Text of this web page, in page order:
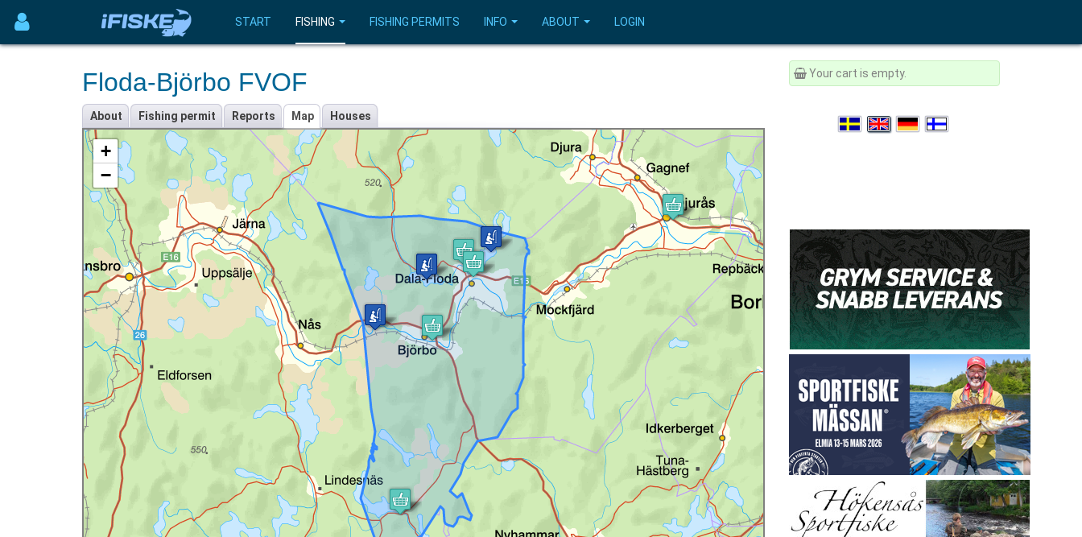
START FISHING FISHING PERMITS INFO ABOUT LOGIN
Floda-Björbo FVOF
About Fishing permit Reports Map Houses
+
−
Your cart is empty.